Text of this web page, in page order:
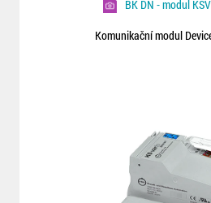
BK DN - modul
Komunikační modul